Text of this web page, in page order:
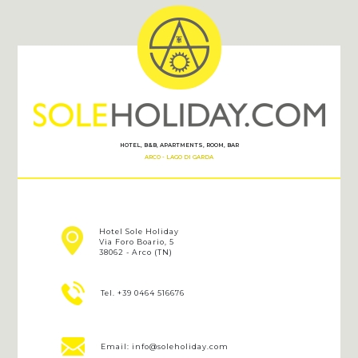
HOTEL, B&B, APARTMENTS, ROOM, BAR
ARCO - LAGO DI GARDA
Hotel Sole Holiday
Via Foro Boario, 5
38062 - Arco (TN)
Tel. +39 0464 516676
Email: info@soleholiday.com